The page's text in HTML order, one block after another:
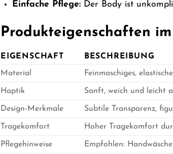
Einfache Pflege:Der Body ist
Produkteigenschaften
EIGENSCHAFT BESCHREIBUNG
Material Feinmaschiges,
Haptik Sanft, weich und leicht
Design-Merkmale Subtile Transparenz,
Tragekomfort Hoher Tragekomfort
Pflegehinweise Empfohlen: